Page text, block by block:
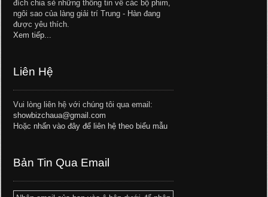
đích chia sẻ những thông tin về các bộ phim,
ngôi sao của làng giải trí Trung - Hàn đang
được yêu thích.
Xem tiếp...
Liên Hệ
Vui lòng liên hệ với chúng tôi qua email:
showbizchaua@gmail.com
Hoặc nhấn vào đây để liên hệ theo biểu mẫu
Bản Tin Qua Email